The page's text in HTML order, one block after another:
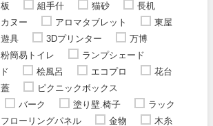
板 組手什 猫砂
長机
カヌー アロマタブレット
東屋
遊具 3Dプリンター
万博
簡易トイレ
ランプシェード
桧風呂 エコプロ
花台
ピクニックボックス
バーク 塗り壁.椅子
ラック
フローリングパネル 金物
木糸